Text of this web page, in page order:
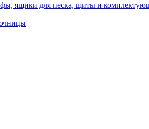
ящики для песка, щиты и